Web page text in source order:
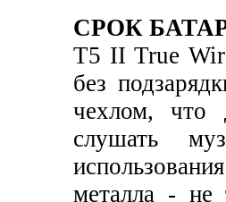
СРОК
T5 II True
без
чехлом, что
слушать
металла - не